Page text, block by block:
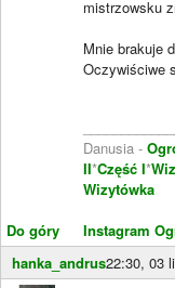
Do góry
mistrzowsku
Mnie brakuje
Oczywiściwe
Danusia -
II*Część I*
Wizytówka
Instagram
hanka_andrus22:30, 03